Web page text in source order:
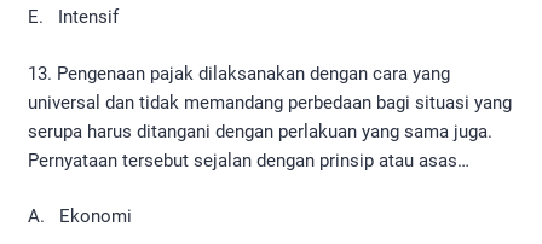
E. Intensif
13. Pengenaan pajak dilaksanakan dengan cara yang
universal dan tidak memandang perbedaan bagi situasi yang
serupa harus ditangani dengan perlakuan yang sama juga.
Pernyataan tersebut sejalan dengan prinsip atau asas…
A. Ekonomi